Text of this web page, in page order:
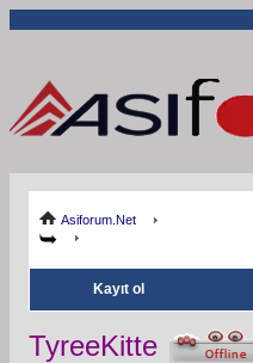
Asiforum.Net
Kayıt ol
TyreeKitte